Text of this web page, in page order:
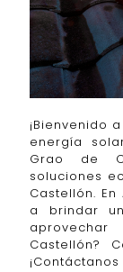
¡Bienvenido
energía
Grao de
soluciones
Castellón.
a brindar
Castellón?